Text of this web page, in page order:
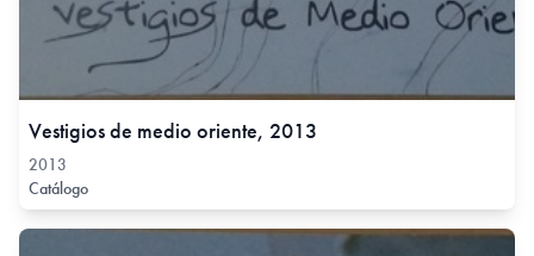
Vestigios de medio oriente, 2013
2013
Catálogo